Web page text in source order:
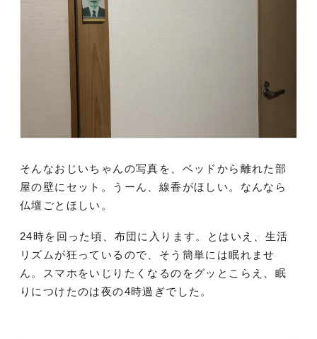
そんなおじいちゃんの写真を、ベッドから離れた部
屋の壁にセット。うーん、線香がほしい。なんなら
仏壇ごとほしい。
24時を回った頃、布団に入ります。とはいえ、生活
リズムが狂っているので、そう簡単には眠れませ
ん。スマホをいじりたくなるのをグッとこらえ、眠
りにつけたのは夜の4時過ぎでした。